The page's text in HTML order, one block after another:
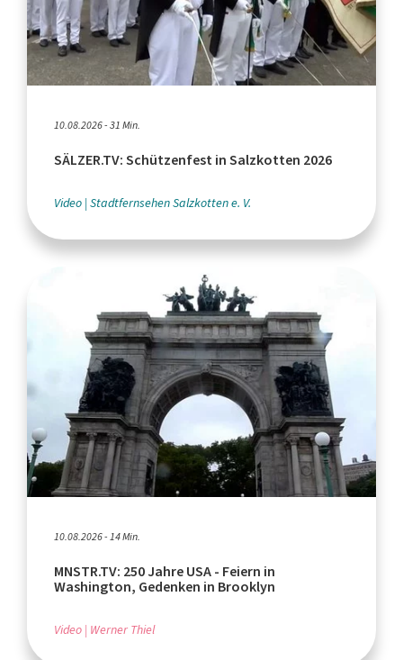
10.08.2026 - 31 Min.
SÄLZER.TV: Schützenfest in Salzkotten 2026
Video Stadtfernsehen Salzkotten e. V.
10.08.2026 - 14 Min.
MNSTR.TV: 250 Jahre USA - Feiern in
Washington, Gedenken in Brooklyn
Video Werner Thiel